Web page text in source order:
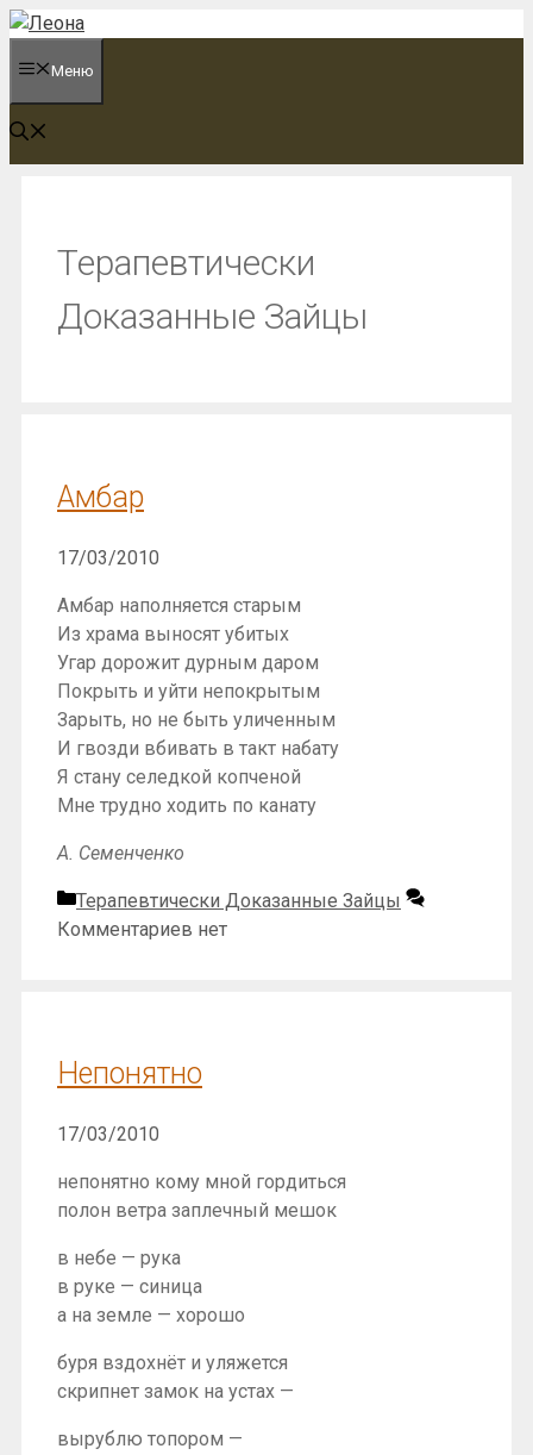
Перейти
содержимому
Меню
Терапевтически
Доказанные Зайцы
Амбар
17/03/2010
Амбар наполняется старым
Из храма выносят убитых
Угар дорожит дурным даром
Покрыть и уйти непокрытым
Зарыть, но не быть уличенным
И гвозди вбивать в такт набату
Я стану селедкой копченой
Мне трудно ходить по канату
А. Семенченко
Рубрики
Терапевтически Доказанные Зайцы
Комментариев нет
Непонятно
17/03/2010
непонятно кому мной гордиться
полон ветра заплечный мешок
в небе — рука
в руке — синица
а на земле — хорошо
буря вздохнёт и уляжется
скрипнет замок на устах —
вырублю топором —